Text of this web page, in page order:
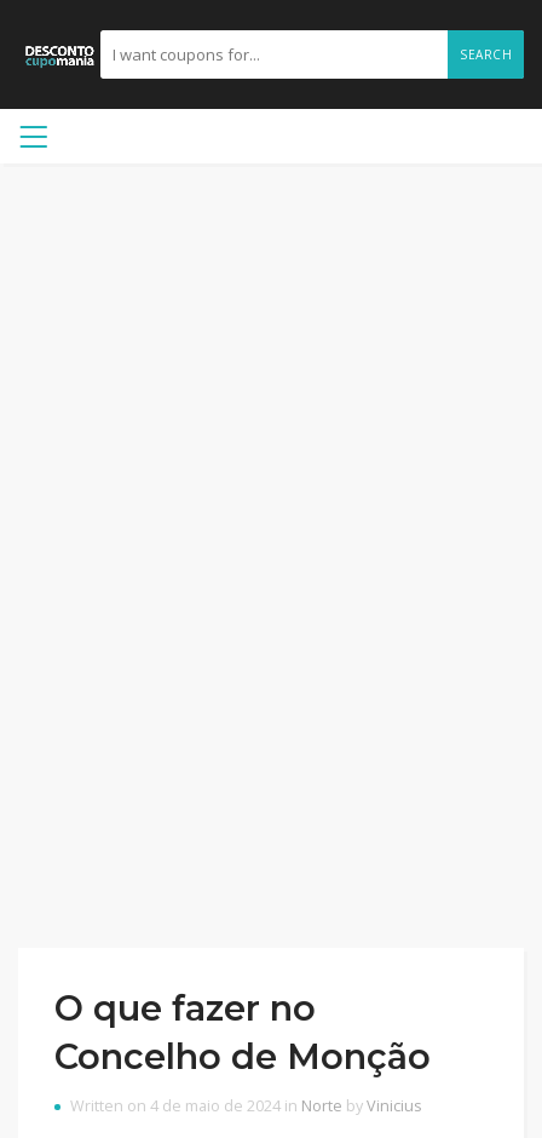
SEARCH
O que fazer no
Concelho de Monção
Written on 4 de maio de 2024 in Norte byVinicius